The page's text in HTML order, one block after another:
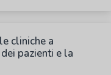
cliniche a
pazienti e la